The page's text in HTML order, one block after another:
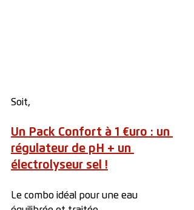
Soit,
Un Pack Confort à 1 €uro : un
régulateur de pH + un
électrolyseur sel !
Le combo idéal pour une eau